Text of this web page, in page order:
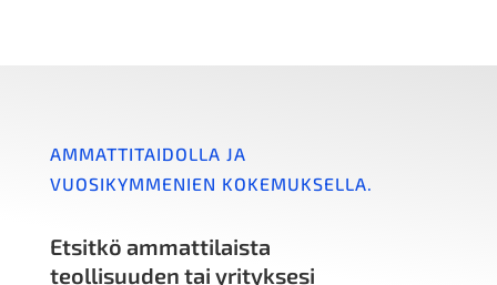
AMMATTITAIDOLLA JA
VUOSIKYMMENIEN KOKEMUKSELLA.
Etsitkö ammattilaista
teollisuuden tai yrityksesi